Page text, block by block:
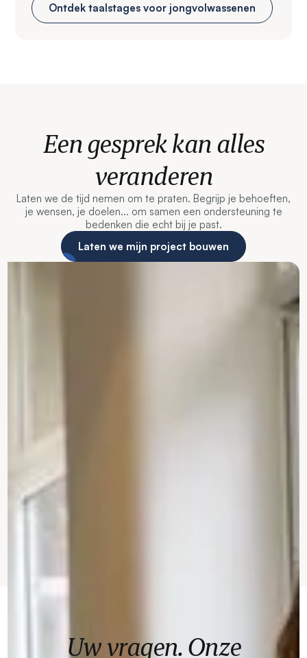
Ontdek taalstages voor jongvolwassenen
Een gesprek kan alles
veranderen
Laten we de tijd nemen om te praten. Begrijp je behoeften,
je wensen, je doelen... om samen een ondersteuning te
bedenken die echt bij je past.
Laten we mijn project bouwen
Uw vragen. Onze